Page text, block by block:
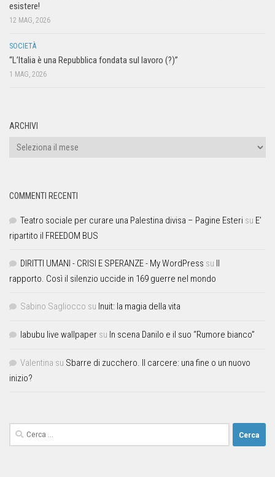
esistere!
12 MAG, 2026
SOCIETÀ
“L’Italia è una Repubblica fondata sul lavoro (?)”
1 MAG, 2026
ARCHIVI
COMMENTI RECENTI
Teatro sociale per curare una Palestina divisa – Pagine Esteri su E’
ripartito il FREEDOM BUS
DIRITTI UMANI - CRISI E SPERANZE - My WordPress su Il
rapporto. Così il silenzio uccide in 169 guerre nel mondo
Sabino Sagliocco su Inuit: la magia della vita
labubu live wallpaper su In scena Danilo e il suo “Rumore bianco”
Valentina su Sbarre di zucchero. Il carcere: una fine o un nuovo
inizio?